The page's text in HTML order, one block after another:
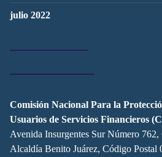
julio 2022
Comisión Nacional Para la
Usuarios de Servicios Financieros
Avenida Insurgentes Sur Número
Alcaldía Benito Juárez, Código Postal